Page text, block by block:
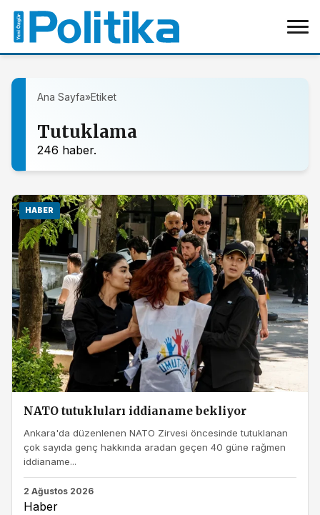
Ana Sayfa»Etiket
Tutuklama
246 haber.
HABER
NATO tutukluları iddianame bekliyor
Ankara'da düzenlenen NATO Zirvesi öncesinde tutuklanan
çok sayıda genç hakkında aradan geçen 40 güne rağmen
iddianame...
2 Ağustos 2026
Haber